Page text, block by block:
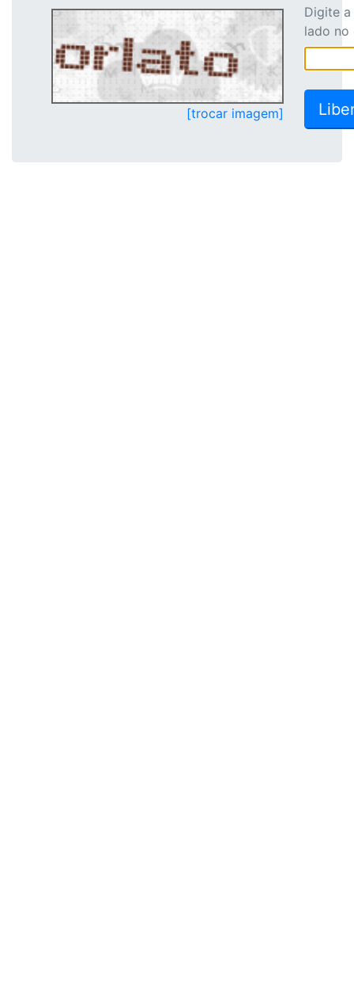
[trocar imagem]
Digite
lado no